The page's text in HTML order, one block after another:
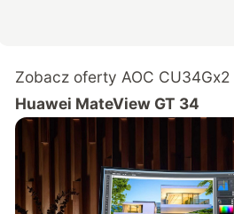
Zobacz oferty AOC
Huawei MateView GT 34